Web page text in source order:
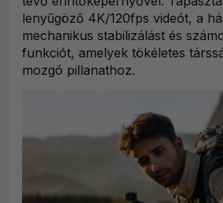
lenyűgöző 4K/120fps videót, a
mechanikus stabilizálást és
funkciót, amelyek tökéletes
mozgó pillanathoz.